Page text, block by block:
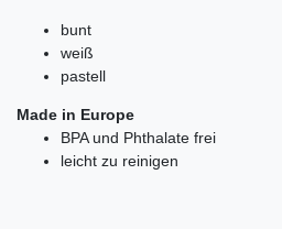
bunt
weiß
pastell
Made in Europe
BPA und Phthalate frei
leicht zu reinigen